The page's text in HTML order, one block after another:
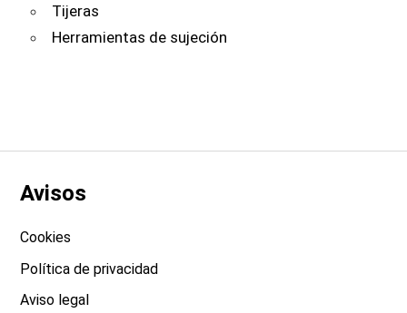
Tijeras
Herramientas de sujeción
Avisos
Cookies
Política de privacidad
Aviso legal